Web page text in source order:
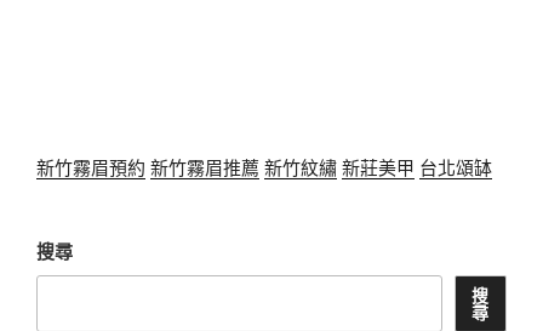
新竹霧眉預約 新竹霧眉推薦 新竹紋繡新莊美甲 台北頌缽
搜尋
搜
尋